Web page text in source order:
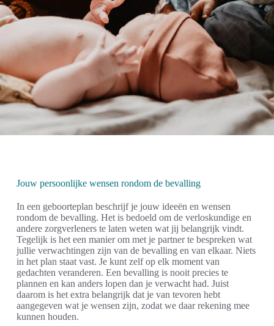
Jouw persoonlijke wensen rondom de bevalling
In een geboorteplan beschrijf je jouw ideeën en wensen
rondom de bevalling. Het is bedoeld om de verloskundige en
andere zorgverleners te laten weten wat jij belangrijk vindt.
Tegelijk is het een manier om met je partner te bespreken wat
jullie verwachtingen zijn van de bevalling en van elkaar. Niets
in het plan staat vast. Je kunt zelf op elk moment van
gedachten veranderen. Een bevalling is nooit precies te
plannen en kan anders lopen dan je verwacht had. Juist
daarom is het extra belangrijk dat je van tevoren hebt
aangegeven wat je wensen zijn, zodat we daar rekening mee
kunnen houden.